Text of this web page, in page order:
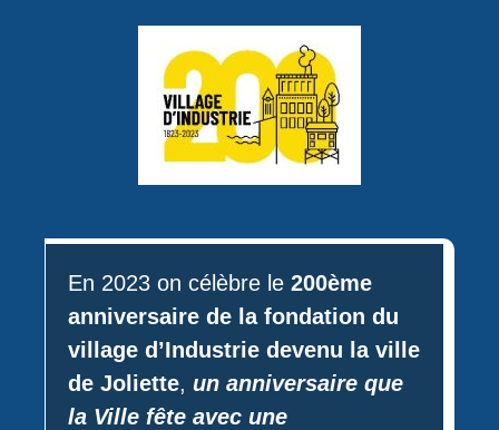
En 2023 on célèbre le 200ème
anniversaire de la fondation du
village d’Industrie devenu la ville
de Joliette, un anniversaire que
la Ville fête avec une